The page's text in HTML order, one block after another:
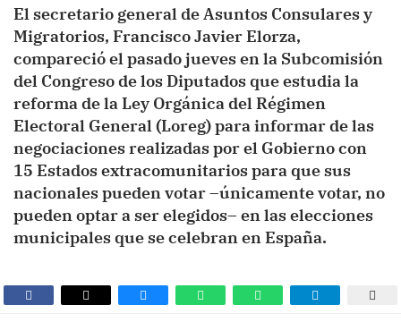
El secretario general de Asuntos Consulares y
Migratorios, Francisco Javier Elorza,
compareció el pasado jueves en la Subcomisión
del Congreso de los Diputados que estudia la
reforma de la Ley Orgánica del Régimen
Electoral General (Loreg) para informar de las
negociaciones realizadas por el Gobierno con
15 Estados extracomunitarios para que sus
nacionales pueden votar –únicamente votar, no
pueden optar a ser elegidos– en las elecciones
municipales que se celebran en España.